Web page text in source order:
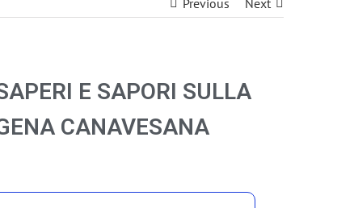
Previous Next
E SAPORI SULLA
CANAVESANA